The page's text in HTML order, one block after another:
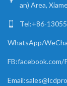
an) Area,
Tel:+86-
WhatsApp/
FB:facebook.com/